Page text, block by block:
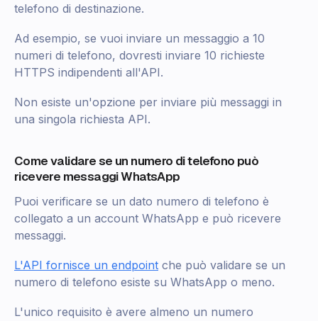
telefono di destinazione.
Ad esempio, se vuoi inviare un messaggio a 10
numeri di telefono, dovresti inviare 10 richieste
HTTPS indipendenti all'API.
Non esiste un'opzione per inviare più messaggi in
una singola richiesta API.
Come validare se un numero di telefono può
ricevere messaggi WhatsApp
Puoi verificare se un dato numero di telefono è
collegato a un account WhatsApp e può ricevere
messaggi.
L'API fornisce un endpoint che può validare se un
numero di telefono esiste su WhatsApp o meno.
L'unico requisito è avere almeno un numero